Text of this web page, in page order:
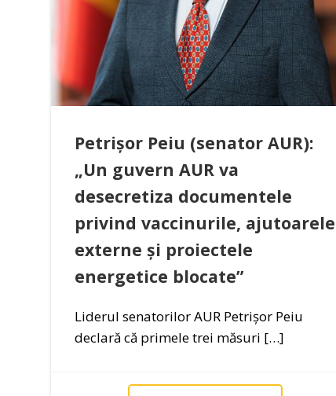
Petrișor Peiu (senator AUR):
„Un guvern AUR va
desecretiza documentele
privind vaccinurile, ajutoarele
externe și proiectele
energetice blocate”
Liderul senatorilor AUR Petrișor Peiu
declară că primele trei măsuri […]